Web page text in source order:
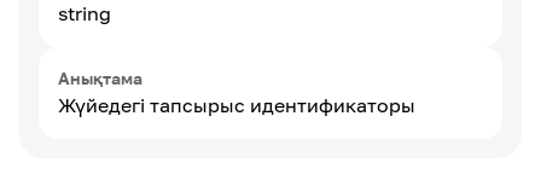
string
Анықтама
Жүйедегі тапсырыс идентификаторы